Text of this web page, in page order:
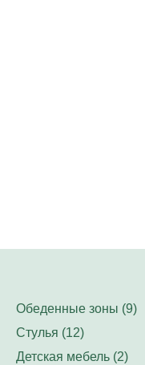
Обеденные зоны (9)
Стулья (12)
Детская мебель (2)